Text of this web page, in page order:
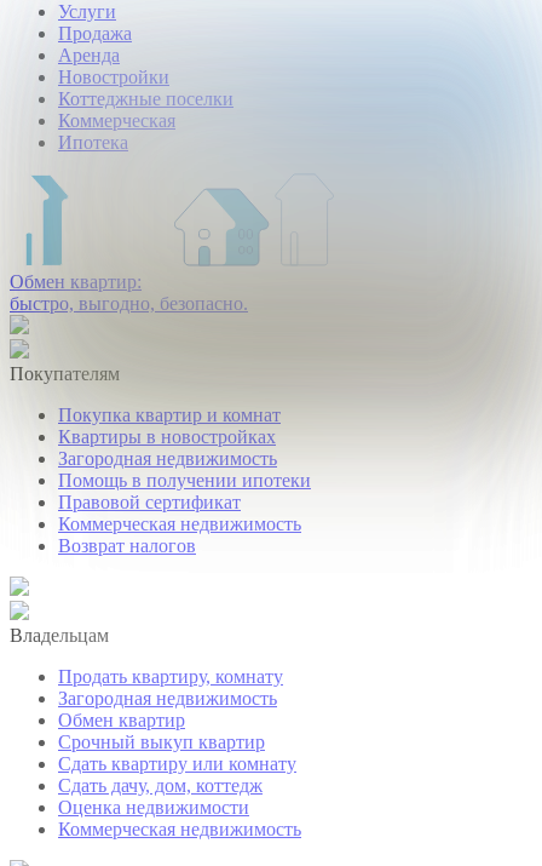
Услуги
Продажа
Аренда
Новостройки
Коттеджные поселки
Коммерческая
Ипотека
Обмен квартир:
быстро, выгодно, безопасно.
Покупателям
Покупка квартир и комнат
Квартиры в новостройках
Загородная недвижимость
Помощь в получении ипотеки
Правовой сертификат
Коммерческая недвижимость
Возврат налогов
Владельцам
Продать квартиру, комнату
Загородная недвижимость
Обмен квартир
Срочный выкуп квартир
Сдать квартиру или комнату
Сдать дачу, дом, коттедж
Оценка недвижимости
Коммерческая недвижимость